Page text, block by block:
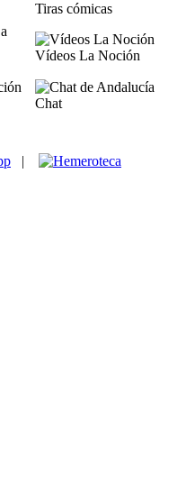
Tiras cómicas
Vídeos La Noción
Chat
|